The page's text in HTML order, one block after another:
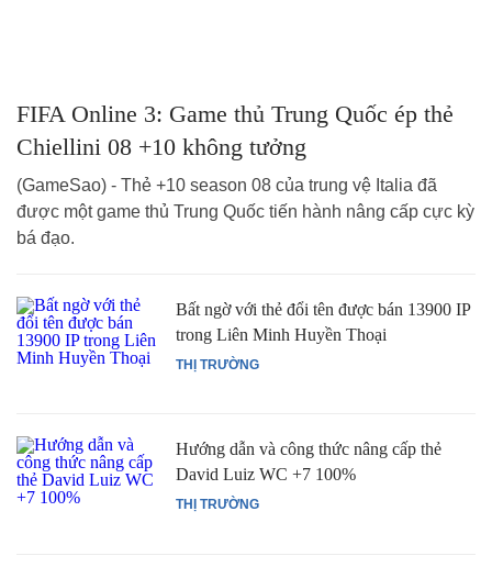
FIFA Online 3: Game thủ Trung Quốc ép thẻ
Chiellini 08 +10 không tưởng
(GameSao) - Thẻ +10 season 08 của trung vệ Italia đã
được một game thủ Trung Quốc tiến hành nâng cấp cực kỳ
bá đạo.
THỊ TRƯỜNG
Bất ngờ với thẻ đổi tên được bán 13900 IP
trong Liên Minh Huyền Thoại
THỊ TRƯỜNG
Hướng dẫn và công thức nâng cấp thẻ
David Luiz WC +7 100%